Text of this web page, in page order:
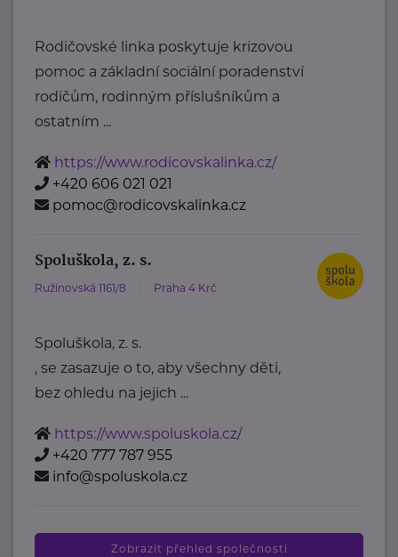
Rodičovské linka poskytuje krizovou
pomoc a základní sociální poradenství
rodičům, rodinným příslušníkům a
ostatním ...
https://www.rodicovskalinka.cz/
+420 606 021 021
pomoc@rodicovskalinka.cz
Spoluškola, z. s.
Ružinovská 1161/8 Praha 4 Krč
Spoluškola, z. s.
, se zasazuje o to, aby všechny děti,
bez ohledu na jejich ...
https://www.spoluskola.cz/
+420 777 787 955
info@spoluskola.cz
Zobrazit přehled společností